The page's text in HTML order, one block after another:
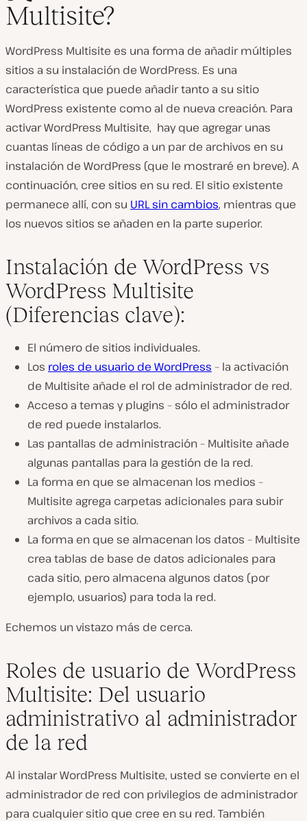
Multisite?
WordPress Multisite es una forma de añadir múltiples
sitios a su instalación de WordPress. Es una
característica que puede añadir tanto a su sitio
WordPress existente como al de nueva creación. Para
activar WordPress Multisite, hay que agregar unas
cuantas líneas de código a un par de archivos en su
instalación de WordPress (que le mostraré en breve). A
continuación, cree sitios en su red. El sitio existente
permanece allí, con su URL sin cambios, mientras que
los nuevos sitios se añaden en la parte superior.
Instalación de WordPress vs
WordPress Multisite
(Diferencias clave):
El número de sitios individuales.
Los roles de usuario de WordPress – la activación
de Multisite añade el rol de administrador de red.
Acceso a temas y plugins – sólo el administrador
de red puede instalarlos.
Las pantallas de administración – Multisite añade
algunas pantallas para la gestión de la red.
La forma en que se almacenan los medios –
Multisite agrega carpetas adicionales para subir
archivos a cada sitio.
La forma en que se almacenan los datos – Multisite
crea tablas de base de datos adicionales para
cada sitio, pero almacena algunos datos (por
ejemplo, usuarios) para toda la red.
Echemos un vistazo más de cerca.
Roles de usuario de WordPress
Multisite: Del usuario
administrativo al administrador
de la red
Al instalar WordPress Multisite, usted se convierte en el
administrador de red con privilegios de administrador
para cualquier sitio que cree en su red. También